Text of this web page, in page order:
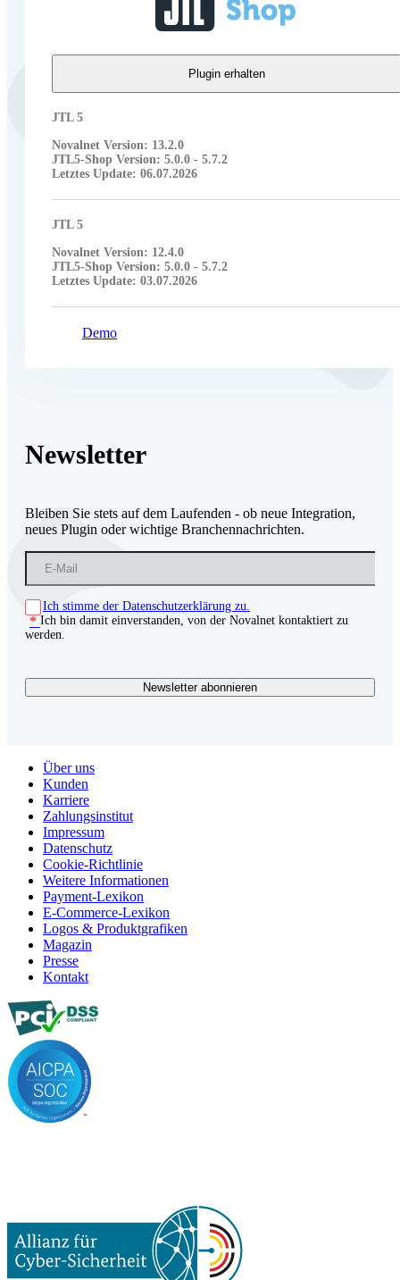
Plugin erhalten
JTL 5
Novalnet Version: 13.2.0
JTL5-Shop Version: 5.0.0 - 5.7.2
Letztes Update: 06.07.2026
JTL 5
Novalnet Version: 12.4.0
JTL5-Shop Version: 5.0.0 - 5.7.2
Letztes Update: 03.07.2026
Demo
Newsletter
Bleiben Sie stets auf dem Laufenden - ob neue Integration,
neues Plugin oder wichtige Branchennachrichten.
Ich stimme der Datenschutzerklärung zu.
Ich bin damit einverstanden, von der Novalnet kontaktiert zu
werden.
Newsletter abonnieren
Über uns
Kunden
Karriere
Zahlungsinstitut
Impressum
Datenschutz
Cookie-Richtlinie
Weitere Informationen
Payment-Lexikon
E-Commerce-Lexikon
Logos & Produktgrafiken
Magazin
Presse
Kontakt